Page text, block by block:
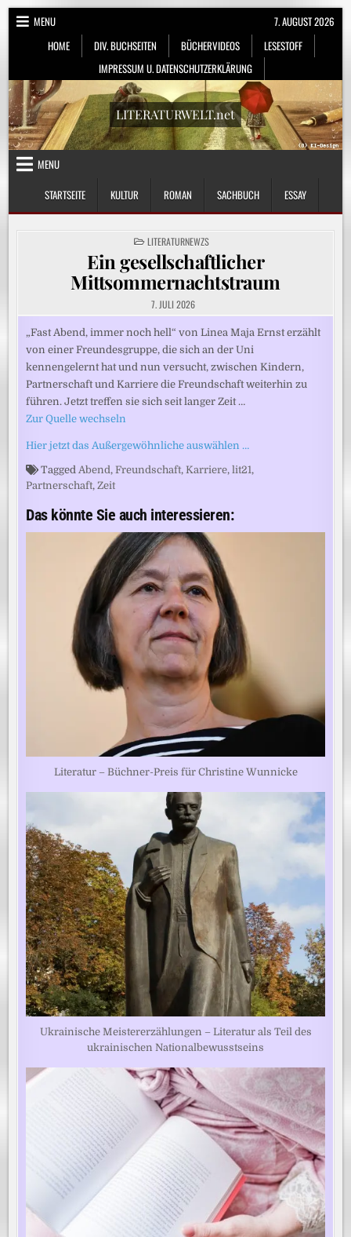
Skip
MENU
HOME
DIV. BUCHSEITEN BÜCHERVIDEOS
LESESTOFF
IMPRESSUM U. DATENSCHUTZERKLÄRUNG
7. AUGUST 2026
LITERATURWELT.net
MENU
STARTSEITE
KULTUR ROMAN SACHBUCH ESSAY
POSTED
IN
LITERATURNEWZS
Ein gesellschaftlicher
Mittsommernachtstraum
7. JULI 2026
„Fast Abend, immer noch hell“ von Linea Maja Ernst erzählt
von einer Freundesgruppe, die sich an der Uni
kennengelernt hat und nun versucht, zwischen Kindern,
Partnerschaft und Karriere die Freundschaft weiterhin zu
führen. Jetzt treffen sie sich seit langer Zeit …
Zur Quelle wechseln
Hier jetzt das Außergewöhnliche auswählen …
Tagged Abend,Freundschaft,Karriere,lit21,
Partnerschaft, Zeit
Das könnte Sie auch interessieren:
Literatur – Büchner-Preis für Christine Wunnicke
Ukrainische Meistererzählungen – Literatur als Teil des
ukrainischen Nationalbewusstseins